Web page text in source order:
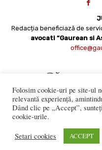
Redacția beneficiază de
avocati “Gaurean si
numai cu acordul expres al
Folosim cookie-uri pe site-ul
relevantă experiență,
Dând clic pe „Accept”,
cookie-urile.
Setari cookies ACCEPT